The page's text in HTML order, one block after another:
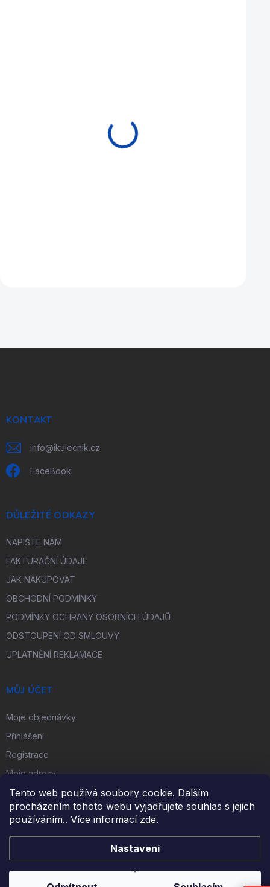
Tento web používá soubory cookie. Dalším
procházením tohoto webu vyjadřujete souhlas s jejich
používáním.. Více informací zde.
Nastavení
KONTAKT
info@ikulecnik.cz
FaceBook
DŮLEŽITÉ ODKAZY
NAPIŠTE NÁM
FAKTURAČNÍ ÚDAJE
JAK NAKUPOVAT
OBCHODNÍ PODMÍNKY
PODMÍNKY OCHRANY OSOBNÍCH ÚDAJŮ
ODSTOUPENÍ OD SMLOUVY
UPLATNĚNÍ REKLAMACE
MŮJ ÚČET
Moje objednávky
Přihlášení
Registrace
Moje adresy
FACEBOOK
Copyright 2026 iKulečník.cz . Všechna práva vyhrazena.